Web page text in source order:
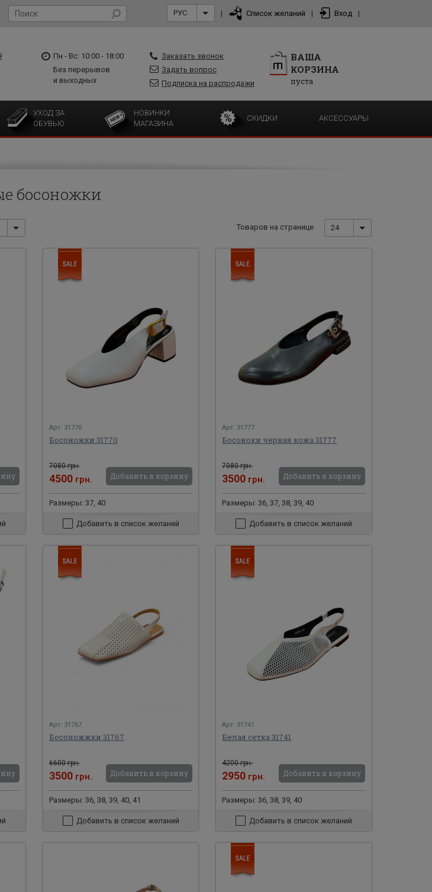
РУС | Список желаний | Вход |
Пн - Вс: 10:00 - 18:00
Без перерывов
и выходных
Заказать звонок
Задать вопрос
Подписка на распродажи
ВАША
КОРЗИНА
пуста
УХОД ЗА
ОБУВЬЮ
НОВИНКИ
МАГАЗИНА
СКИДКИ АКСЕССУАРЫ
босоножки
Товаров на странице 24
Арт: 31770
Босоножки 31770
7080 грн.
4500 грн. Добавить в корзину
Размеры: 37, 40
Добавить в список желаний
Арт: 31777
Босоноки черная кожа 31777
7080 грн.
3500 грн. Добавить в корзину
Размеры: 36, 37, 38, 39, 40
Добавить в список желаний
Арт: 31767
Босоножжки 31767
6600 грн.
3500 грн. Добавить в корзину
Размеры: 36, 38, 39, 40, 41
Добавить в список желаний
Арт: 31741
Белая сетка 31741
4200 грн.
2950 грн. Добавить в корзину
Размеры: 36, 38, 39, 40
Добавить в список желаний